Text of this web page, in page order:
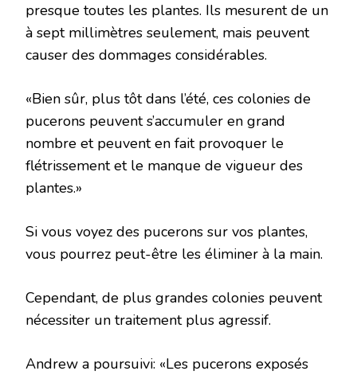
presque toutes les plantes. Ils mesurent de un
à sept millimètres seulement, mais peuvent
causer des dommages considérables.
«Bien sûr, plus tôt dans l’été, ces colonies de
pucerons peuvent s’accumuler en grand
nombre et peuvent en fait provoquer le
flétrissement et le manque de vigueur des
plantes.»
Si vous voyez des pucerons sur vos plantes,
vous pourrez peut-être les éliminer à la main.
Cependant, de plus grandes colonies peuvent
nécessiter un traitement plus agressif.
Andrew a poursuivi: «Les pucerons exposés